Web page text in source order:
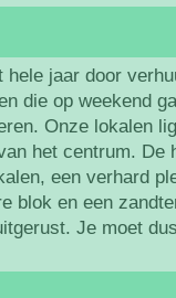
hele jaar door
die op weekend
Onze lokalen
het centrum. De
een verhard
blok en een
Je moet